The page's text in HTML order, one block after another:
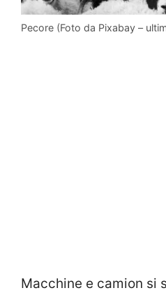
Pecore (Foto da Pixabay –
Macchine e camion si